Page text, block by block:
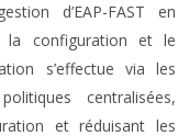
d’EAP-FAST en
la configuration et le
s’effectue via les
centralisées,
et réduisant les